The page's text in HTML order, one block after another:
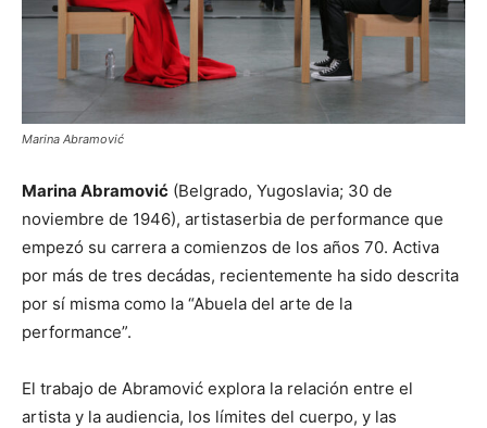
Marina Abramović
Marina Abramović (Belgrado, Yugoslavia; 30 de
noviembre de 1946), artistaserbia de performance que
empezó su carrera a comienzos de los años 70. Activa
por más de tres decádas, recientemente ha sido descrita
por sí misma como la “Abuela del arte de la
performance”.
El trabajo de Abramović explora la relación entre el
artista y la audiencia, los límites del cuerpo, y las